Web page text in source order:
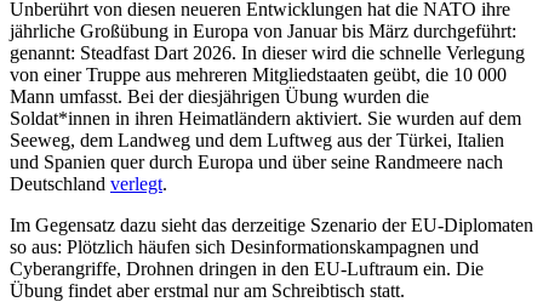
Unberührt von diesen neueren Entwicklungen hat die NATO ihre
jährliche Großübung in Europa von Januar bis März durchgeführt:
genannt: Steadfast Dart 2026. In dieser wird die schnelle Verlegung
von einer Truppe aus mehreren Mitgliedstaaten geübt, die 10 000
Mann umfasst. Bei der diesjährigen Übung wurden die
Soldat*innen in ihren Heimatländern aktiviert. Sie wurden auf dem
Seeweg, dem Landweg und dem Luftweg aus der Türkei, Italien
und Spanien quer durch Europa und über seine Randmeere nach
Deutschland verlegt.
Im Gegensatz dazu sieht das derzeitige Szenario der EU-Diplomaten
so aus: Plötzlich häufen sich Desinformationskampagnen und
Cyberangriffe, Drohnen dringen in den EU-Luftraum ein. Die
Übung findet aber erstmal nur am Schreibtisch statt.